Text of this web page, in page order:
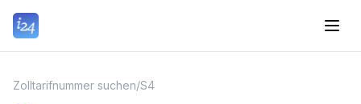
Zolltarifnummer suchen/S4